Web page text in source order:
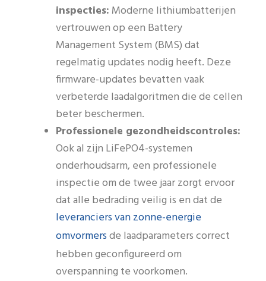
inspecties: Moderne lithiumbatterijen
vertrouwen op een Battery
Management System (BMS) dat
regelmatig updates nodig heeft. Deze
firmware-updates bevatten vaak
verbeterde laadalgoritmen die de cellen
beter beschermen.
Professionele gezondheidscontroles:
Ook al zijn LiFePO4-systemen
onderhoudsarm, een professionele
inspectie om de twee jaar zorgt ervoor
dat alle bedrading veilig is en dat de
leveranciers van zonne-energie
omvormersde laadparameters correct
hebben geconfigureerd om
overspanning te voorkomen.